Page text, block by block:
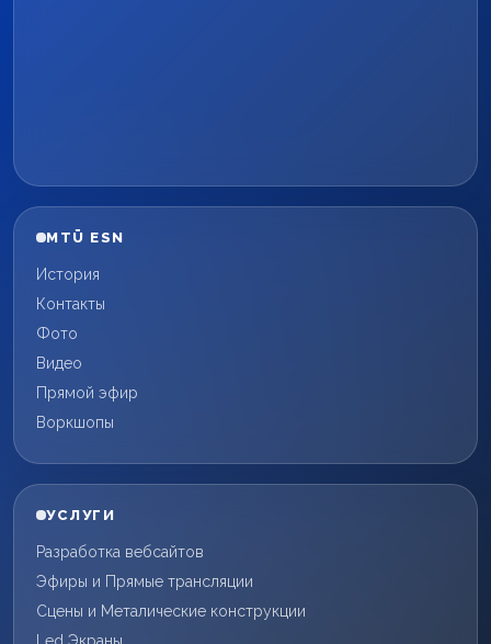
MTÜ ESN
История
Контакты
Фото
Видео
Прямой эфир
Воркшопы
УСЛУГИ
Разработка вебсайтов
Эфиры и Прямые трансляции
Сцены и Металические конструкции
Led Экраны